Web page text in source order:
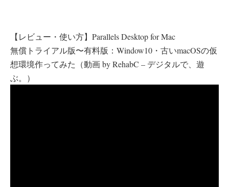
【レビュー・使い方】Parallels Desktop for Mac
無償トライアル版〜有料版：Window10・古いmacOSの仮
想環境作ってみた（動画 by RehabC – デジタルで、遊
ぶ。）